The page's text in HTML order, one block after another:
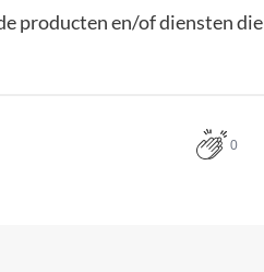
producten en/of diensten die
0